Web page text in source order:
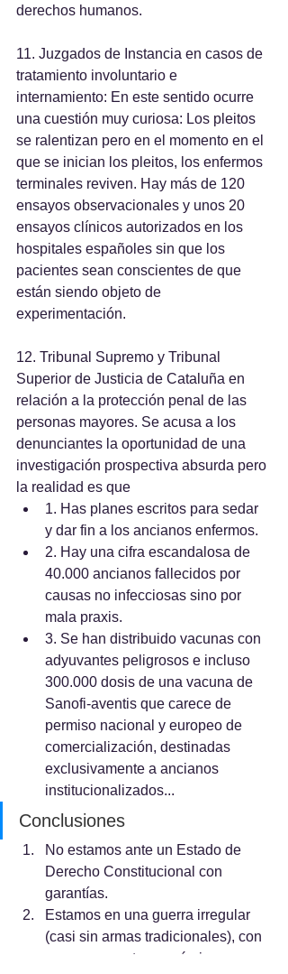
derechos humanos.
11. Juzgados de Instancia en casos de
tratamiento involuntario e
internamiento: En este sentido ocurre
una cuestión muy curiosa: Los pleitos
se ralentizan pero en el momento en el
que se inician los pleitos, los enfermos
terminales reviven. Hay más de 120
ensayos observacionales y unos 20
ensayos clínicos autorizados en los
hospitales españoles sin que los
pacientes sean conscientes de que
están siendo objeto de
experimentación.
12. Tribunal Supremo y Tribunal
Superior de Justicia de Cataluña en
relación a la protección penal de las
personas mayores. Se acusa a los
denunciantes la oportunidad de una
investigación prospectiva absurda pero
la realidad es que
1. Has planes escritos para sedar
y dar fin a los ancianos enfermos.
2. Hay una cifra escandalosa de
40.000 ancianos fallecidos por
causas no infecciosas sino por
mala praxis.
3. Se han distribuido vacunas con
adyuvantes peligrosos e incluso
300.000 dosis de una vacuna de
Sanofi-aventis que carece de
permiso nacional y europeo de
comercialización, destinadas
exclusivamente a ancianos
institucionalizados...
Conclusiones
No estamos ante un Estado de
Derecho Constitucional con
garantías.
Estamos en una guerra irregular
(casi sin armas tradicionales), con
un componente económico y